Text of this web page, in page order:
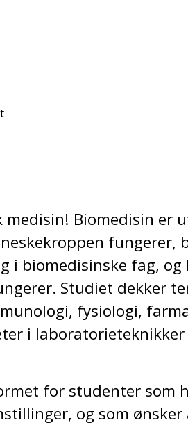
medisin! Biomedisin er
fungerer,
i biomedisinske fag,
Studiet dekker
fysiologi,
i laboratorieteknikker
for studenter som
og som